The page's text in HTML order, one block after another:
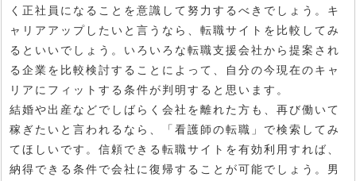
く正社員になることを意識して努力するべきでしょう。キ
ャリアアップしたいと言うなら、転職サイトを比較してみ
るといいでしょう。いろいろな転職支援会社から提案され
る企業を比較検討することによって、自分の今現在のキャ
リアにフィットする条件が判明すると思います。
結婚や出産などでしばらく会社を離れた方も、再び働いて
稼ぎたいと言われるなら、「看護師の転職」で検索してみ
てほしいです。信頼できる転職サイトを有効利用すれば、
納得できる条件で会社に復帰することが可能でしょう。男